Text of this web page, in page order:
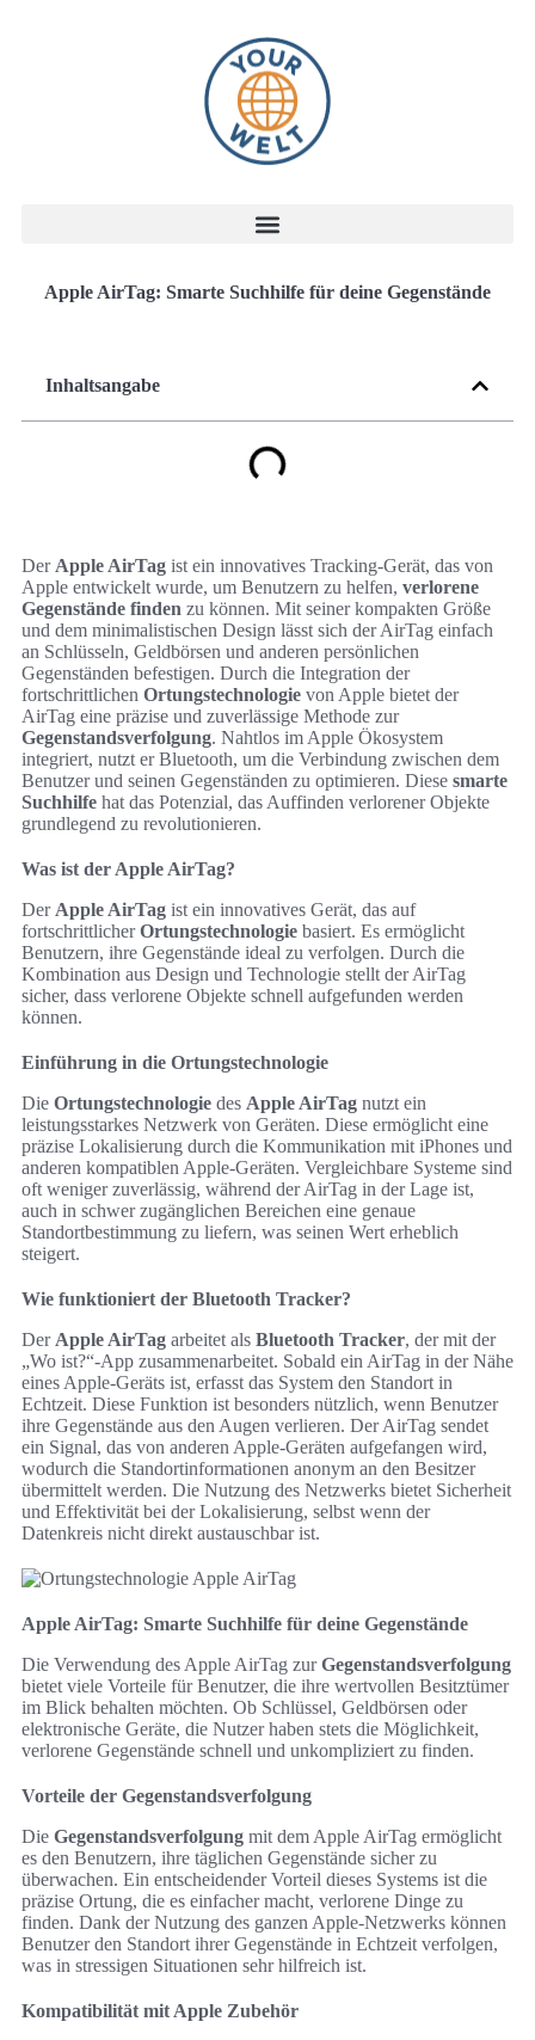
Apple AirTag: Smarte Suchhilfe für deine Gegenstände
Inhaltsangabe
Der Apple AirTag ist ein innovatives Tracking-Gerät, das von
Apple entwickelt wurde, um Benutzern zu helfen, verlorene
Gegenstände finden zu können. Mit seiner kompakten Größe
und dem minimalistischen Design lässt sich der AirTag einfach
an Schlüsseln, Geldbörsen und anderen persönlichen
Gegenständen befestigen. Durch die Integration der
fortschrittlichen Ortungstechnologie von Apple bietet der
AirTag eine präzise und zuverlässige Methode zur
Gegenstandsverfolgung. Nahtlos im Apple Ökosystem
integriert, nutzt er Bluetooth, um die Verbindung zwischen dem
Benutzer und seinen Gegenständen zu optimieren. Diese smarte
Suchhilfe hat das Potenzial, das Auffinden verlorener Objekte
grundlegend zu revolutionieren.
Was ist der Apple AirTag?
Der Apple AirTag ist ein innovatives Gerät, das auf
fortschrittlicherOrtungstechnologie basiert. Es ermöglicht
Benutzern, ihre Gegenstände ideal zu verfolgen. Durch die
Kombination aus Design und Technologie stellt der AirTag
sicher, dass verlorene Objekte schnell aufgefunden werden
können.
Einführung in die Ortungstechnologie
Die Ortungstechnologie des Apple AirTag nutzt ein
leistungsstarkes Netzwerk von Geräten. Diese ermöglicht eine
präzise Lokalisierung durch die Kommunikation mit iPhones und
anderen kompatiblen Apple-Geräten. Vergleichbare Systeme sind
oft weniger zuverlässig, während der AirTag in der Lage ist,
auch in schwer zugänglichen Bereichen eine genaue
Standortbestimmung zu liefern, was seinen Wert erheblich
steigert.
Wie funktioniert der Bluetooth Tracker?
Der Apple AirTag arbeitet als Bluetooth Tracker, der mit der
„Wo ist?“-App zusammenarbeitet. Sobald ein AirTag in der Nähe
eines Apple-Geräts ist, erfasst das System den Standort in
Echtzeit. Diese Funktion ist besonders nützlich, wenn Benutzer
ihre Gegenstände aus den Augen verlieren. Der AirTag sendet
ein Signal, das von anderen Apple-Geräten aufgefangen wird,
wodurch die Standortinformationen anonym an den Besitzer
übermittelt werden. Die Nutzung des Netzwerks bietet Sicherheit
und Effektivität bei der Lokalisierung, selbst wenn der
Datenkreis nicht direkt austauschbar ist.
Apple AirTag: Smarte Suchhilfe für deine Gegenstände
Die Verwendung des Apple AirTag zurGegenstandsverfolgung
bietet viele Vorteile für Benutzer, die ihre wertvollen Besitztümer
im Blick behalten möchten. Ob Schlüssel, Geldbörsen oder
elektronische Geräte, die Nutzer haben stets die Möglichkeit,
verlorene Gegenstände schnell und unkompliziert zu finden.
Vorteile der Gegenstandsverfolgung
Die Gegenstandsverfolgung mit dem Apple AirTag ermöglicht
es den Benutzern, ihre täglichen Gegenstände sicher zu
überwachen. Ein entscheidender Vorteil dieses Systems ist die
präzise Ortung, die es einfacher macht, verlorene Dinge zu
finden. Dank der Nutzung des ganzen Apple-Netzwerks können
Benutzer den Standort ihrer Gegenstände in Echtzeit verfolgen,
was in stressigen Situationen sehr hilfreich ist.
Kompatibilität mit Apple Zubehör